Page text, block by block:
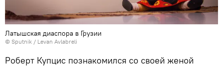
Латышская диаспора в Грузии
© Sputnik / Levan Avlabreli
Роберт Купцис познакомился со своей женой